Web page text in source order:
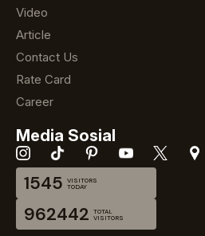
Video
Article
Contact Us
Rate Card
Career
Media Sosial
1545 VISITORS
TODAY
962442 TOTAL
VISITORS